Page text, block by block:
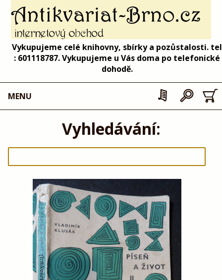
Vykupujeme celé knihovny, sbírky a pozůstalosti. tel
: 601118787. Vykupujeme u Vás doma po telefonické
dohodě.
MENU
Vyhledávání: